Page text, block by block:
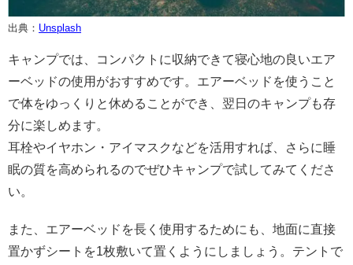
出典： Unsplash
キャンプでは、コンパクトに収納できて寝心地の良いエア
ーベッドの使用がおすすめです。エアーベッドを使うこと
で体をゆっくりと休めることができ、翌日のキャンプも存
分に楽しめます。
耳栓やイヤホン・アイマスクなどを活用すれば、さらに睡
眠の質を高められるのでぜひキャンプで試してみてくださ
い。
また、エアーベッドを長く使用するためにも、地面に直接
置かずシートを1枚敷いて置くようにしましょう。テントで